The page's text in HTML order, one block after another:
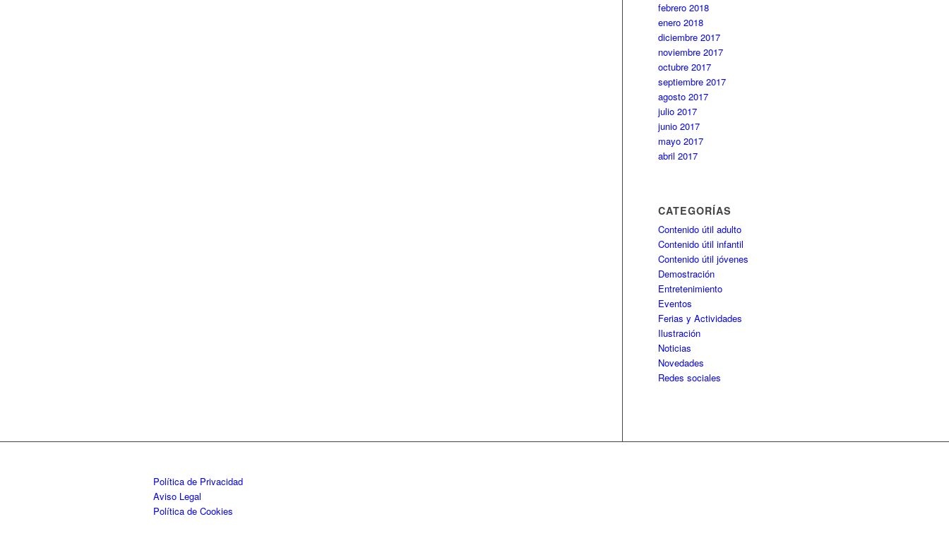
febrero 2018
enero 2018
diciembre 2017
noviembre 2017
octubre 2017
septiembre 2017
agosto 2017
julio 2017
junio 2017
mayo 2017
abril 2017
CATEGORÍAS
Contenido útil adulto
Contenido útil infantil
Contenido útil jóvenes
Demostración
Entretenimiento
Eventos
Ferias y Actividades
Ilustración
Noticias
Novedades
Redes sociales
Política de Privacidad
Aviso Legal
Política de Cookies